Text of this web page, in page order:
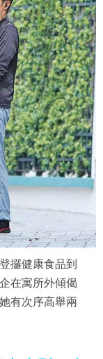
攞健康食品到
在寓所外傾偈
有次序高舉兩